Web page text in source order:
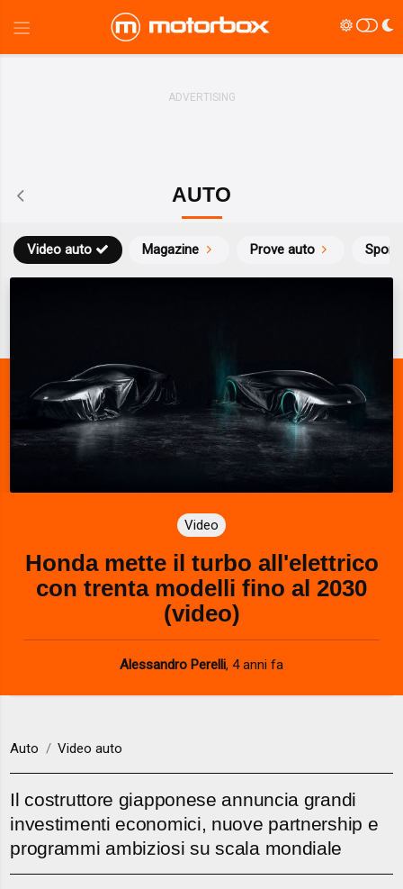
AUTO
Magazine Prove auto
Video auto Sport
Video
Honda mette il turbo all'elettrico
con trenta modelli fino al 2030
(video)
Alessandro Perelli, 4 anni fa
Auto Video auto
Il costruttore giapponese annuncia grandi
investimenti economici, nuove partnership e
programmi ambiziosi su scala mondiale